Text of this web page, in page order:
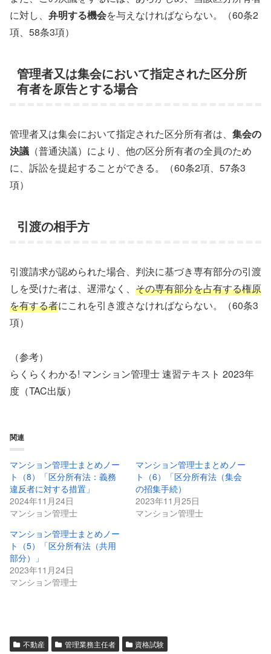
に対し、 弁明する機会を与えなければならない。（60条2
項、58条3項）
管理者又は集会において指定された区分所
有者を原告とする場合
管理者又は集会において指定された区分所有者は、 集会の
決議 （普通決議）により、他の区分所有者の全員のため
に、訴訟を提起することができる。（60条2項、57条3
項）
引渡の相手方
引渡請求が認められた場合、判決に基づき専有部分の引渡
しを受けた者は、遅滞なく、 その専有部分を占有する権原
を有する者にこれを引き渡さなければならない。（60条3
項）
（参考）
らくらくわかる! マンション管理士 速習テキスト 2023年
度（TAC出版）
関連
マンション管理士まとめノー
ト（8）「区分所有法：義務
違反者に対する措置」
2024年11月24日
マンション管理士
マンション管理士まとめノー
ト（6）「区分所有法（集会
の招集手続）
2023年11月25日
マンション管理士
マンション管理士まとめノー
ト（5）「区分所有法（共用
部分）」
2023年11月24日
マンション管理士
不動産 管理業務主任者 資格試験